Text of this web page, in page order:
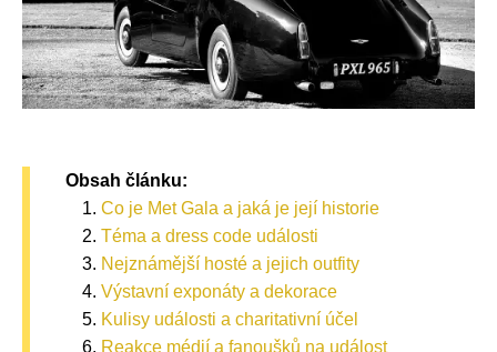
Obsah článku:
Co je Met Gala a jaká je její historie
Téma a dress code události
Nejznámější hosté a jejich outfity
Výstavní exponáty a dekorace
Kulisy události a charitativní účel
Reakce médií a fanoušků na událost